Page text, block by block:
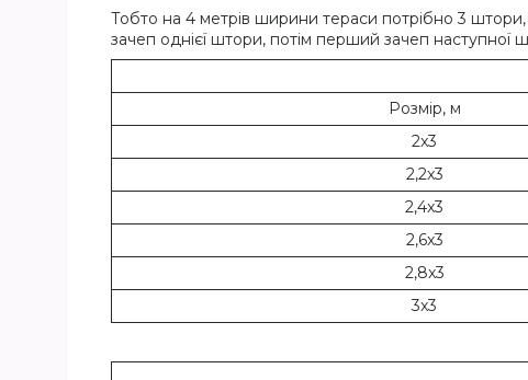
Тобто на 4 метрів ширини тераси потрібно 3
зачеп однієї штори, потім перший зачеп наступної
Розмір, м
2x3
2,2x3
2,4x3
2,6x3
2,8x3
3x3